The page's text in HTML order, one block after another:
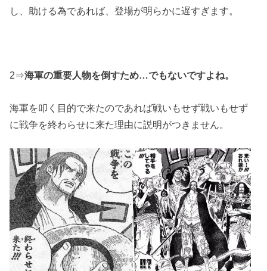
し、助ける為であれば、登場が明らかに遅すぎます。
2⇒海軍の重要人物を倒すため…でもないですよね。
海軍を叩く目的で来たのであれば戦いもせず戦いもせず
に戦争を終わらせに来た理由に説明がつきません。